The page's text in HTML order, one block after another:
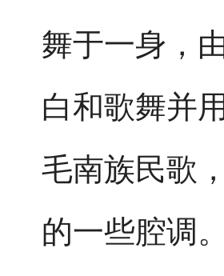
舞于一身，
白和歌舞并
毛南族民歌
的一些腔调